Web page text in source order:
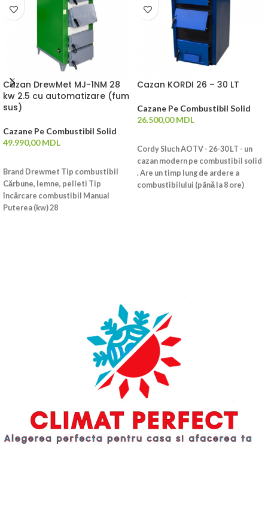
Cazan DrewMet MJ-1NM 28
kw 2.5 cu automatizare (fum
sus)
Cazane Pe Combustibil Solid
49.990,00MDL
Brand Drewmet Tip combustibil
Cărbune, lemne, pelleti Tip
încărcare combustibil Manual
Puterea (kw) 28
Cazan KORDI 26 – 30 LT
Cazane Pe Combustibil Solid
26.500,00MDL
Cordy Sluch AOTV - 26-30 LT - un
cazan modern pe combustibil solid
. Are un timp lung de ardere a
combustibilului (până la 8 ore)
prin furnizarea apei la o presiune
de 3 bari.